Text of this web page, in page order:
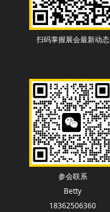
扫码掌握展会最新动态
参会联系
Betty
18362506360